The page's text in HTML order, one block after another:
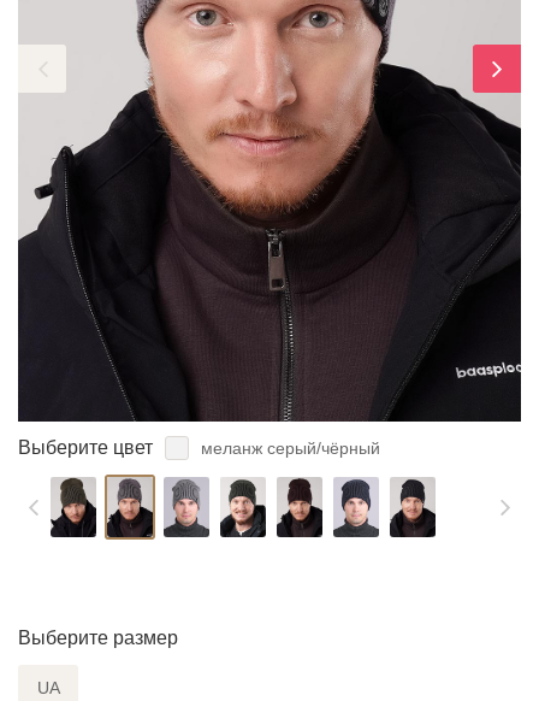
Выберите цвет меланж серый/чёрный
Выберите размер
UA